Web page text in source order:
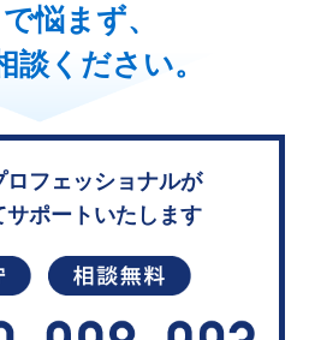
悩まず、
談ください。
ロフェッショナルが
サポートいたします